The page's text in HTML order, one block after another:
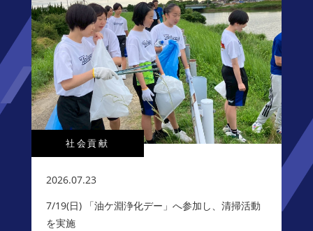
社会貢献
2026.07.23
7/19(日) 「油ケ淵浄化デー」へ参加し、清掃活動
を実施